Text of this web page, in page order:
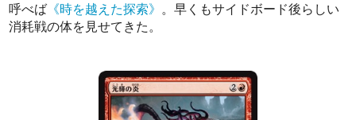
呼べば 《時を越えた探索》 。早くもサイドボード後らしい
消耗戦の体を見せてきた。